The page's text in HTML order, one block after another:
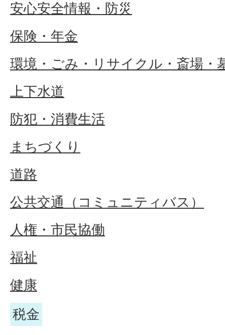
安心安全情報・防災
保険・年金
環境・ごみ・リサイクル・斎場・
上下水道
防犯・消費生活
まちづくり
道路
公共交通（コミュニティバス）
人権・市民協働
福祉
健康
税金